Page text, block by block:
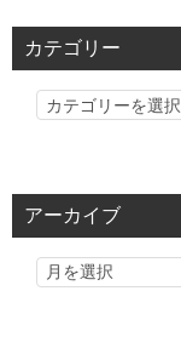
カテゴリー
カ
リ
アーカイブ